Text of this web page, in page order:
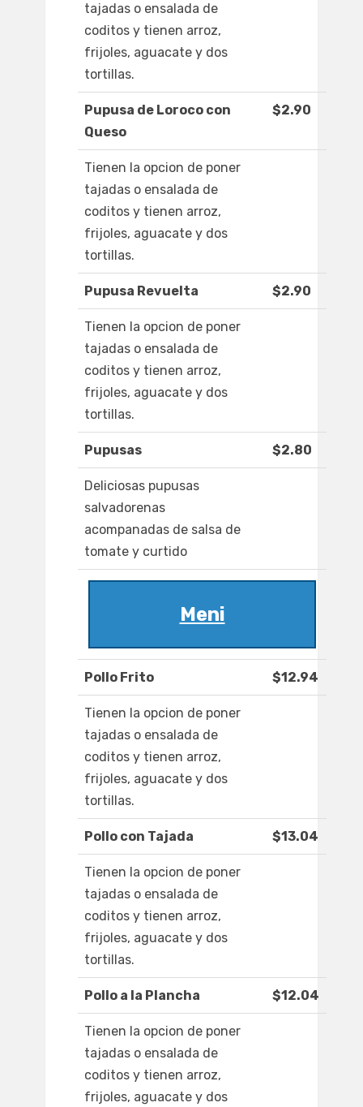
tajadas o ensalada de
coditos y tienen arroz,
frijoles, aguacate y dos
tortillas.
Pupusa de Loroco con
Queso
$2.90
Tienen la opcion de poner
tajadas o ensalada de
coditos y tienen arroz,
frijoles, aguacate y dos
tortillas.
Pupusa Revuelta $2.90
Tienen la opcion de poner
tajadas o ensalada de
coditos y tienen arroz,
frijoles, aguacate y dos
tortillas.
Pupusas $2.80
Deliciosas pupusas
salvadorenas
acompanadas de salsa de
tomate y curtido
Meni
Pollo Frito $12.94
Tienen la opcion de poner
tajadas o ensalada de
coditos y tienen arroz,
frijoles, aguacate y dos
tortillas.
Pollo con Tajada $13.04
Tienen la opcion de poner
tajadas o ensalada de
coditos y tienen arroz,
frijoles, aguacate y dos
tortillas.
Pollo a la Plancha $12.04
Tienen la opcion de poner
tajadas o ensalada de
coditos y tienen arroz,
frijoles, aguacate y dos